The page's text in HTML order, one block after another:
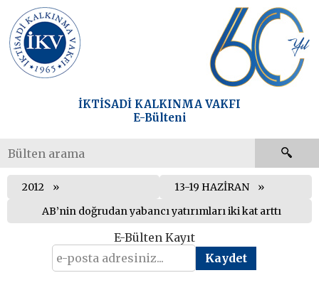
İKTİSADİ KALKINMA VAKFI
E-Bülteni
2012
13-19 HAZİRAN
AB’nin doğrudan yabancı yatırımları iki kat arttı
E-Bülten Kayıt